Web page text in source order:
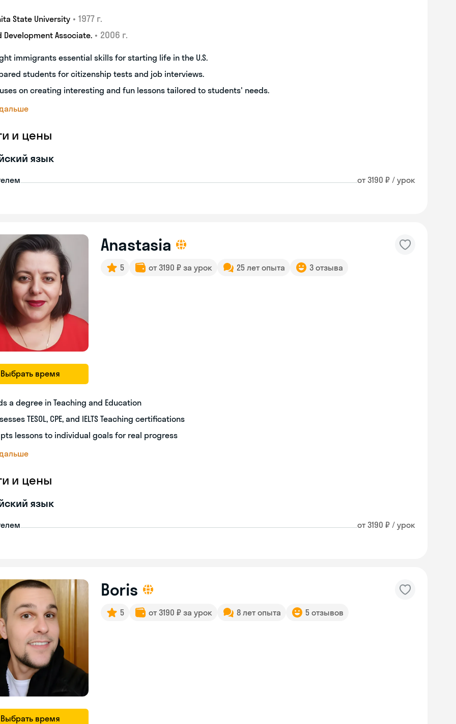
State University • 1977 г.
Development Associate. • 2006 г.
immigrants essential skills for starting life in the U.S.
students for citizenship tests and job interviews.
on creating interesting and fun lessons tailored to students' needs.
и цены
язык
от 3190 ₽ / урок
Выбрать время
Anastasia
5 от 3190 ₽ за урок 25 лет опыта 3 отзыва
a degree in Teaching and Education
TESOL, CPE, and IELTS Teaching certifications
lessons to individual goals for real progress
и цены
язык
от 3190 ₽ / урок
Выбрать время
Boris
5 от 3190 ₽ за урок 8 лет опыта 5 отзывов